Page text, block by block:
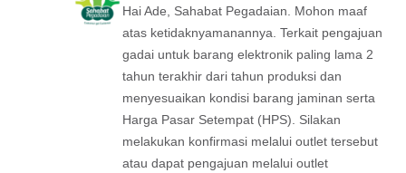
Hai Ade, Sahabat Pegadaian. Mohon maaf
atas ketidaknyamanannya. Terkait pengajuan
gadai untuk barang elektronik paling lama 2
tahun terakhir dari tahun produksi dan
menyesuaikan kondisi barang jaminan serta
Harga Pasar Setempat (HPS). Silakan
melakukan konfirmasi melalui outlet tersebut
atau dapat pengajuan melalui outlet